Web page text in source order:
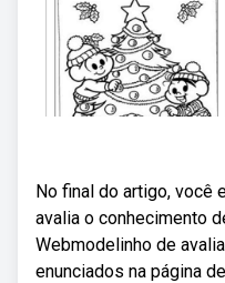
No final do artigo, você
avalia o conhecimento
Webmodelinho de
enunciados na página